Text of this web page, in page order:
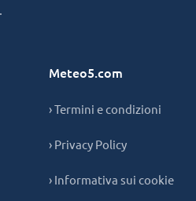
Meteo5.com
› Termini e condizioni
› Privacy Policy
› Informativa sui cookie